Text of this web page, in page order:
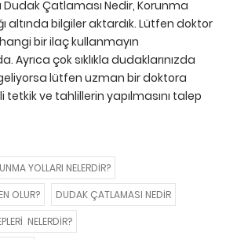
Dudak Çatlaması Nedir, Korunma
altında bilgiler aktardık. Lütfen doktor
bir ilaç kullanmayın
Ayrıca çok sıklıkla dudaklarınızda
lütfen uzman bir doktora
ve tahlillerin yapılmasını talep
YOLLARI NELERDIR?
OLUR?
DUDAK ÇATLAMASI NEDIR
NELERDIR?